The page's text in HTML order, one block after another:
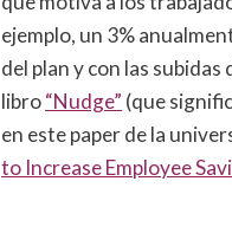
ejemplo, un 3%
del plan y con las
libro“Nudge” (que
en este paper de la
to Increase Employee